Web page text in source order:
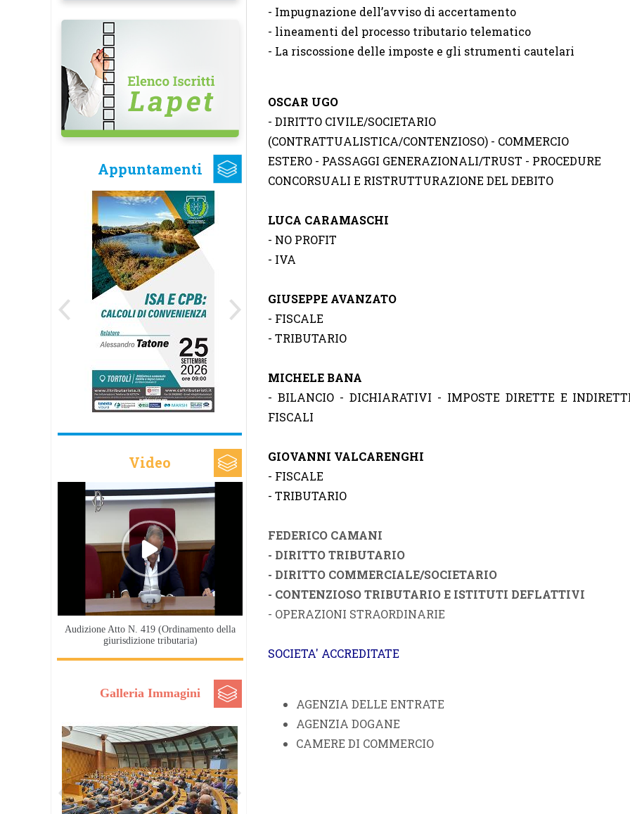
Appuntamenti
Video
Audizione Atto N. 419 (Ordinamento della
giurisdizione tributaria)
Galleria Immagini
- Impugnazione dell’avviso di accertamento
- lineamenti del processo tributario telematico
- La riscossione delle imposte e gli strumenti cautelari
OSCAR UGO
- DIRITTO CIVILE/SOCIETARIO
(CONTRATTUALISTICA/CONTENZIOSO) - COMMERCIO
ESTERO - PASSAGGI GENERAZIONALI/TRUST - PROCEDURE
CONCORSUALI E RISTRUTTURAZIONE DEL DEBITO
LUCA CARAMASCHI
- NO PROFIT
- IVA
GIUSEPPE AVANZATO
- FISCALE
- TRIBUTARIO
MICHELE BANA
- BILANCIO - DICHIARATIVI - IMPOSTE DIRETTE E
FISCALI
GIOVANNI VALCARENGHI
- FISCALE
- TRIBUTARIO
FEDERICO CAMANI
- DIRITTO TRIBUTARIO
- DIRITTO COMMERCIALE/SOCIETARIO
- CONTENZIOSO TRIBUTARIO E ISTITUTI DEFLATTIVI
- OPERAZIONI STRAORDINARIE
SOCIETA' ACCREDITATE
AGENZIA DELLE ENTRATE
AGENZIA DOGANE
CAMERE DI COMMERCIO